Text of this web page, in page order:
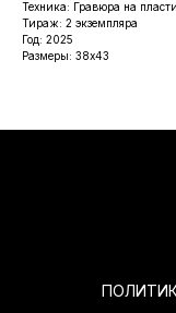
Техника: Гравюра на
Тираж: 2 экземпляра
Год: 2025
Размеры: 38х43